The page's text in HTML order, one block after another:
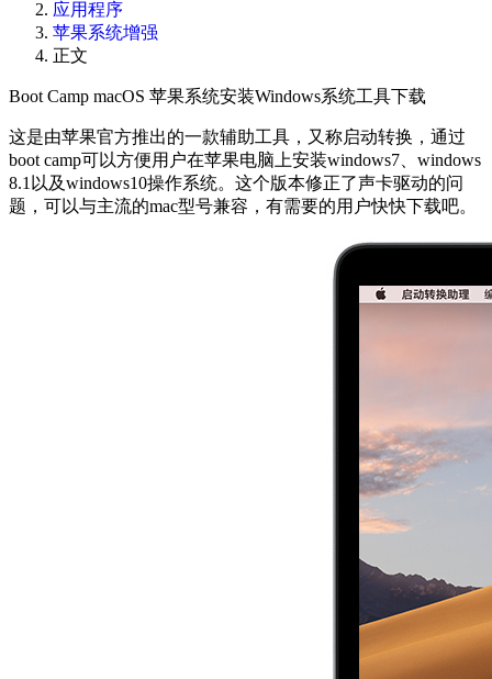
应用程序
苹果系统增强
正文
Boot Camp macOS 苹果系统安装Windows系统工具下载
这是由苹果官方推出的一款辅助工具，又称启动转换，通过
boot camp可以方便用户在苹果电脑上安装windows7、windows
8.1以及windows10操作系统。这个版本修正了声卡驱动的问
题，可以与主流的mac型号兼容，有需要的用户快快下载吧。